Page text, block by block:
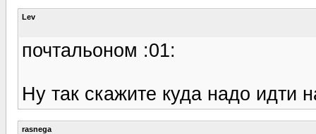
Lev
почтальоном :01:
Ну так скажите куда надо идти
rasnega